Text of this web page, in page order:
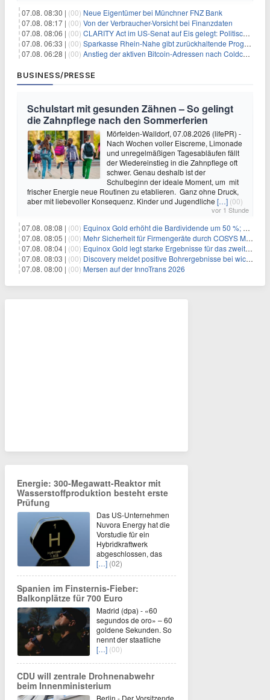
07.08. 08:30 | (00) Neue Eigentümer bei Münchner FNZ Bank
07.08. 08:17 | (00) Von der Verbraucher-Vorsicht bei Finanzdaten
07.08. 08:06 | (00) CLARITY Act im US-Senat auf Eis gelegt: Politische Differenzen verzögern Krypto-Gesetzgebung bis September
07.08. 06:33 | (00) Sparkasse Rhein-Nahe gibt zurückhaltende Prognose
07.08. 06:28 | (00) Anstieg der aktiven Bitcoin-Adressen nach Coldcard-Panik
BUSINESS/PRESSE
Schulstart mit gesunden Zähnen – So gelingt
die Zahnpflege nach den Sommerferien
Mörfelden-Walldorf, 07.08.2026 (lifePR) -
Nach Wochen voller Eiscreme, Limonade
und unregelmäßigen Tagesabläufen fällt
der Wiedereinstieg in die Zahnpflege oft
schwer. Genau deshalb ist der
Schulbeginn der ideale Moment, um mit
frischer Energie neue Routinen zu etablieren. Ganz ohne Druck,
aber mit liebevoller Konsequenz. Kinder und Jugendliche […] (00)
vor 1 Stunde
07.08. 08:08 | (00) Equinox Gold erhöht die Bardividende um 50 %; kündigt vierteljährliche Bardividende von 0,0225 US-Dollar pro Stammaktie an
07.08. 08:05 | (00) Mehr Sicherheit für Firmengeräte durch COSYS MDM
07.08. 08:04 | (00) Equinox Gold legt starke Ergebnisse für das zweite Quartal vor
07.08. 08:03 | (00) Discovery meldet positive Bohrergebnisse bei wichtigen Wachstumsprojekten, Ressourcenschätzungen für Dome und TVZ liegen im Zeitplan für Ende 2026
07.08. 08:00 | (00) Mersen auf der InnoTrans 2026
Energie: 300-Megawatt-Reaktor mit
Wasserstoffproduktion besteht erste
Prüfung
Das US-Unternehmen
Nuvora Energy hat die
Vorstudie für ein
Hybridkraftwerk
abgeschlossen, das
[…] (02)
Spanien im Finsternis-Fieber:
Balkonplätze für 700 Euro
Madrid (dpa) - «60
segundos de oro» – 60
goldene Sekunden. So
nennt der staatliche
[…] (00)
CDU will zentrale Drohnenabwehr
beim Innenministerium
Berlin - Der Vorsitzende